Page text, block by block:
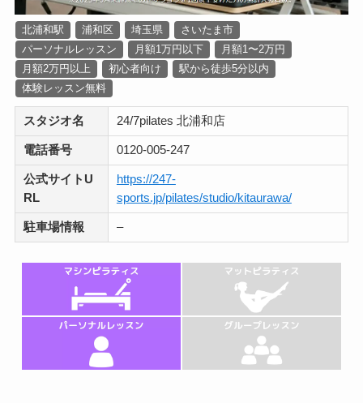
北浦和駅 浦和区 埼玉県
さいたま市
パーソナルレッスン
月額1万円以下
月額1〜2万円
月額2万円以上
初心者向け
駅から徒歩5分以内
体験レッスン無料
スタジオ名 24/7pilates 北浦和店
電話番号 0120‐005‐247
公式サイトU
RL
https://247-
sports.jp/pilates/studio/kitaurawa/
駐車場情報 –